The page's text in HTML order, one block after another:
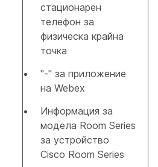
стационарен
телефон за
физическа крайна
точка
"-" за приложение
на Webex
Информация за
модела Room Series
за устройство
Cisco Room Series